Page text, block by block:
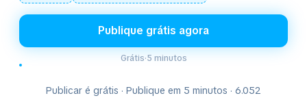
Publique grátis agora
Grátis·5 minutos
Publicar é grátis · Publique em 5 minutos · 6.052